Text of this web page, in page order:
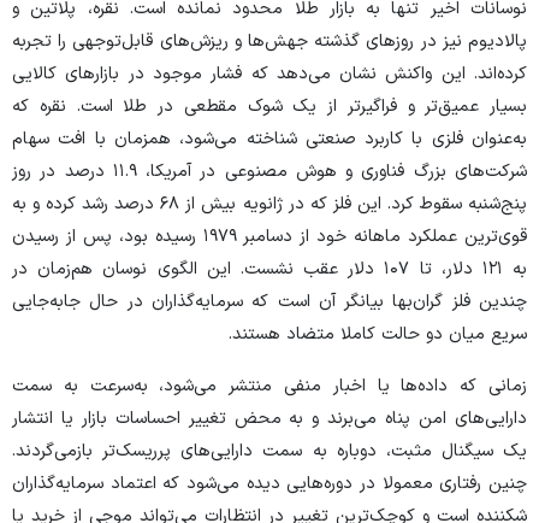
نوسانات اخیر تنها به بازار طلا محدود نمانده است. نقره، پلاتین و
پالادیوم نیز در روز‌های گذشته جهش‌ها و ریزش‌های قابل‌توجهی را تجربه
کرده‌اند. این واکنش نشان می‌دهد که فشار موجود در بازار‌های کالایی
بسیار عمیق‌تر و فراگیرتر از یک شوک مقطعی در طلا است. نقره که
به‌عنوان فلزی با کاربرد صنعتی شناخته می‌شود، همزمان با افت سهام
شرکت‌های بزرگ فناوری و هوش مصنوعی در آمریکا، ۱۱.۹ درصد در روز
پنج‌شنبه سقوط کرد. این فلز که در ژانویه بیش از ۶۸ درصد رشد کرده و به
قوی‌ترین عملکرد ماهانه خود از دسامبر ۱۹۷۹ رسیده بود، پس از رسیدن
به ۱۲۱ دلار، تا ۱۰۷ دلار عقب نشست. این الگوی نوسان هم‌زمان در
چندین فلز گران‌بها بیانگر آن است که سرمایه‌گذاران در حال جابه‌جایی
سریع میان دو حالت کاملا متضاد هستند.
زمانی که داده‌ها یا اخبار منفی منتشر می‌شود، به‌سرعت به سمت
دارایی‌های امن پناه می‌برند و به محض تغییر احساسات بازار یا انتشار
یک سیگنال مثبت، دوباره به سمت دارایی‌های پرریسک‌تر بازمی‌گردند.
چنین رفتاری معمولا در دوره‌هایی دیده می‌شود که اعتماد سرمایه‌گذاران
شکننده است و کوچک‌ترین تغییر در انتظارات می‌تواند موجی از خرید یا